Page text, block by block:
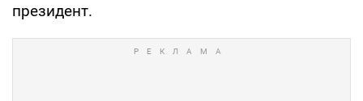
президент.